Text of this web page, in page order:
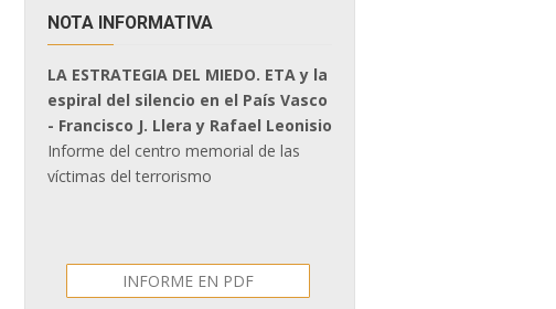
NOTA INFORMATIVA
LA ESTRATEGIA DEL MIEDO. ETA y la
espiral del silencio en el País Vasco
- Francisco J. Llera y Rafael Leonisio
Informe del centro memorial de las
víctimas del terrorismo
INFORME EN PDF